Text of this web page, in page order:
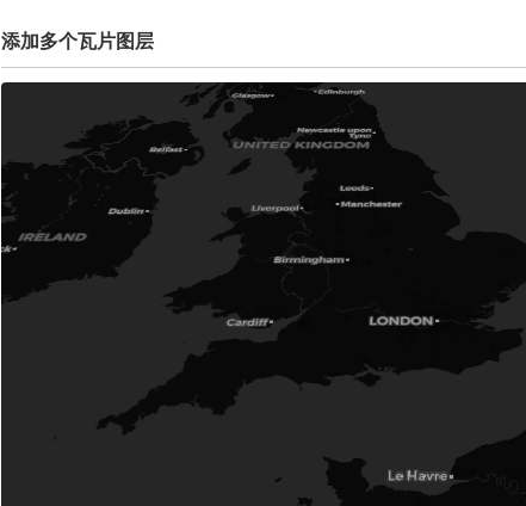
添加多个瓦片图层